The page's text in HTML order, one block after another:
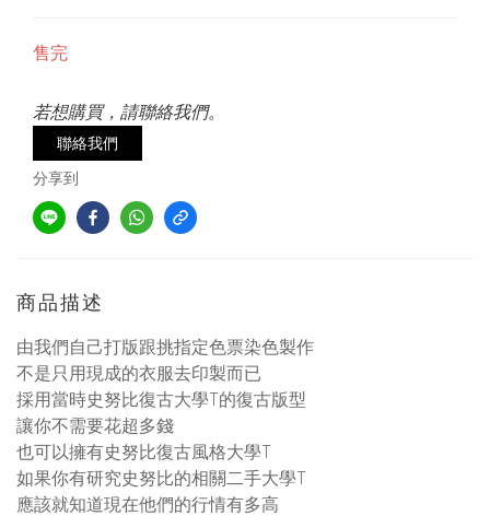
售完
若想購買，請聯絡我們。
聯絡我們
分享到
商品描述
由我們自己打版跟挑指定色票染色製作
不是只用現成的衣服去印製而已
採用當時史努比復古大學T的復古版型
讓你不需要花超多錢
也可以擁有史努比復古風格大學T
如果你有研究史努比的相關二手大學T
應該就知道現在他們的行情有多高